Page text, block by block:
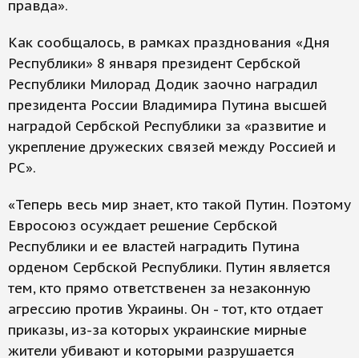
правда».
Как сообщалось, в рамках празднования «Дня
Республики» 8 января президент Сербской
Республики Милорад Додик заочно наградил
президента России Владимира Путина высшей
наградой Сербской Республики за «развитие и
укрепление дружеских связей между Россией и
РС».
«Теперь весь мир знает, кто такой Путин. Поэтому
Евросоюз осуждает решение Сербской
Республики и ее властей наградить Путина
орденом Сербской Республики. Путин является
тем, кто прямо ответственен за незаконную
агрессию против Украины. Он - тот, кто отдает
приказы, из-за которых украинские мирные
жители убивают и которыми разрушается